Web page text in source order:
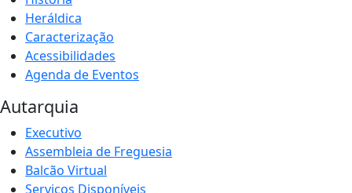
Heráldica
Caracterização
Acessibilidades
Agenda de Eventos
Autarquia
Executivo
Assembleia de Freguesia
Balcão Virtual
Serviços Disponíveis